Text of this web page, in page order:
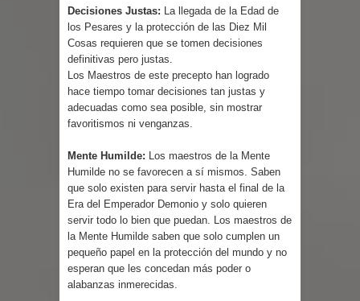
Decisiones Justas: La llegada de la Edad de
los Pesares y la protección de las Diez Mil
Cosas requieren que se tomen decisiones
definitivas pero justas.
Los Maestros de este precepto han logrado
hace tiempo tomar decisiones tan justas y
adecuadas como sea posible, sin mostrar
favoritismos ni venganzas.
Mente Humilde: Los maestros de la Mente
Humilde no se favorecen a sí mismos. Saben
que solo existen para servir hasta el final de la
Era del Emperador Demonio y solo quieren
servir todo lo bien que puedan. Los maestros de
la Mente Humilde saben que solo cumplen un
pequeño papel en la protección del mundo y no
esperan que les concedan más poder o
alabanzas inmerecidas.